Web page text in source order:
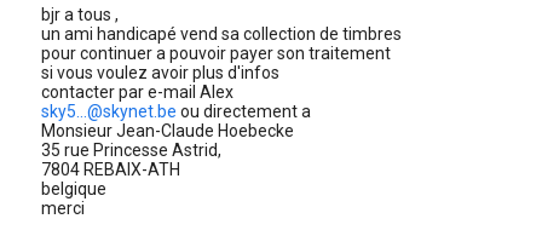
bjr a tous ,
un ami handicapé vend sa collection de timbres
pour continuer a pouvoir payer son traitement
si vous voulez avoir plus d'infos
contacter par e-mail Alex
sky5...@skynet.be ou directement a
Monsieur Jean-Claude Hoebecke
35 rue Princesse Astrid,
7804 REBAIX-ATH
belgique
merci